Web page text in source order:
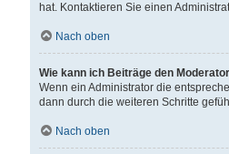
hat. Kontaktieren Sie einen
Nach oben
Wie kann ich Beiträge den
Wenn ein Administrator die
dann durch die weiteren Schritte
Nach oben